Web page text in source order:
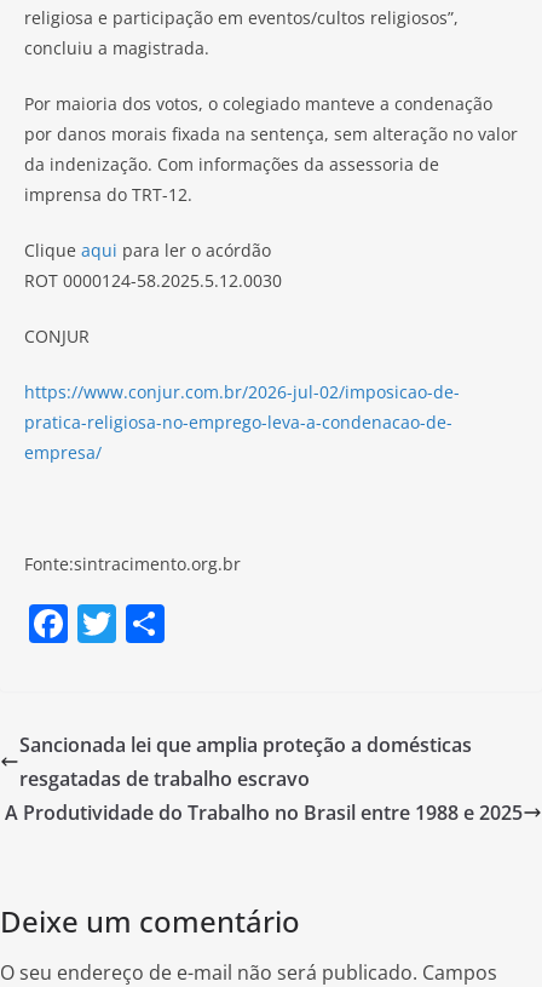
religiosa e participação em eventos/cultos religiosos”,
concluiu a magistrada.
Por maioria dos votos, o colegiado manteve a condenação
por danos morais fixada na sentença, sem alteração no valor
da indenização. Com informações da assessoria de
imprensa do TRT-12.
Clique aqui para ler o acórdão
ROT 0000124-58.2025.5.12.0030
CONJUR
https://www.conjur.com.br/2026-jul-02/imposicao-de-
pratica-religiosa-no-emprego-leva-a-condenacao-de-
empresa/
Fonte:sintracimento.org.br
F
e
b
o
T
er e
Sancionada lei que amplia proteção a domésticas
resgatadas de trabalho escravo
A Produtividade do Trabalho no Brasil entre 1988 e 2025
Deixe um comentário
O seu endereço de e-mail não será publicado. Campos